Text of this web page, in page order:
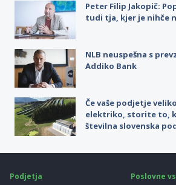
Peter Filip Jakopič:
tudi tja, kjer je nihče
NLB neuspešna s
Addiko Bank
Če vaše podjetje
elektriko, storite to,
številna slovenska
Podjetja
Poslovne